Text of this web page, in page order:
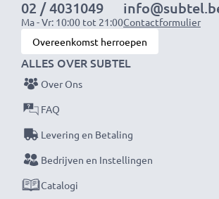
02 / 4031049
Ma - Vr: 10:00 tot 21:00Contactformulier
Overeenkomst herroepen
ALLES OVER SUBTEL
Over Ons
FAQ
Levering en Betaling
Bedrijven en Instellingen
Catalogi